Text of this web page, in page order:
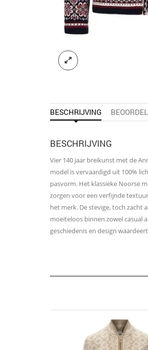
BESCHRIJVING
BESCHRIJVING
Vier 140 jaar breikunst met de
model is vervaardigd uit 100%
pasvorm. Het klassieke Noorse
zorgen voor een verfijnde textuur
het merk. De stevige, toch zacht
moeiteloos binnen zowel casual
geschiedenis en design